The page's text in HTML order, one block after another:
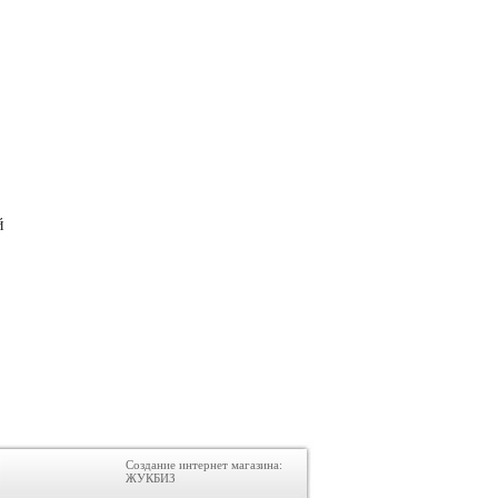
Создание интернет магазина:
ЖУКБИЗ